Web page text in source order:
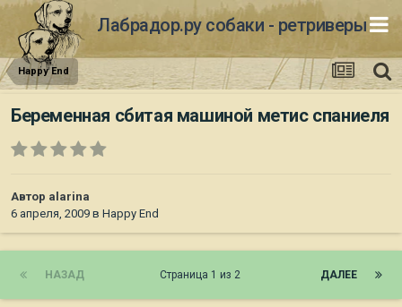
Лабрадор.ру собаки - ретриверы
Happy End
Беременная сбитая машиной метис спаниеля
Автор alarina
6 апреля, 2009 в Happy End
НАЗАД ДАЛЕЕ
Страница 1 из 2